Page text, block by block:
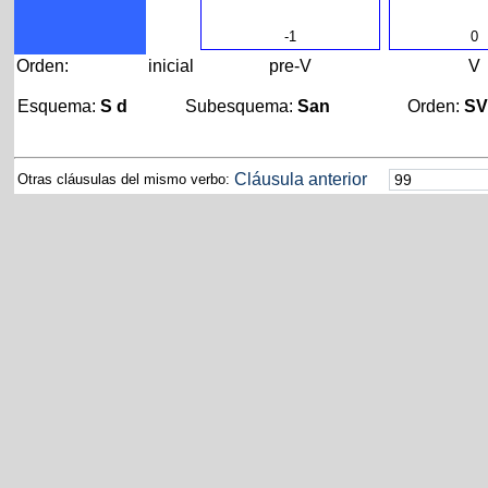
-1 0
Orden: inicial pre-V V
Esquema: S d Subesquema:San Orden:SV
Otras cláusulas del mismo verbo: Cláusula anterior